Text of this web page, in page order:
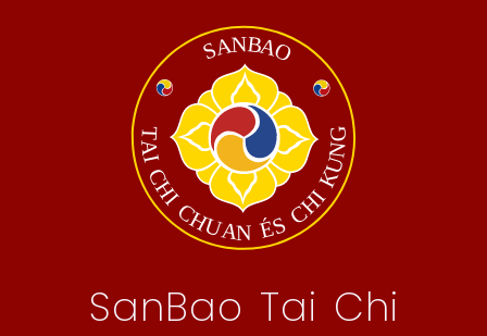
SanBao Tai Chi